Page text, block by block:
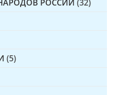
РОССИИ (32)
(5)